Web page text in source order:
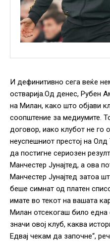
И дефинитивно сега веќе
остварија.Од денес, Рубен
на Милан, како што објави
соопштение за медиумите.
договор, иако клубот не го
неуспешниот престој на
да постигне сериозен
Манчестер Јунајтед, а ова
Манчестер Јунајтед затоа
беше симнат од платен
имате во текот на вашата
Милан отсекогаш било
значи овој клуб, каква
Едвај чекам да започне“,